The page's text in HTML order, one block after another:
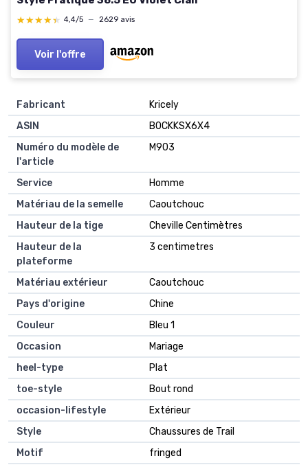
★★★★★
★★★★★ 4,4/5 — 2629 avis
Voir l'offre
Fabricant
Kricely
ASIN
B0CKKSX6X4
Numéro du modèle de
l'article
M903
Service
Homme
Matériau de la semelle
Caoutchouc
Hauteur de la tige
Cheville Centimètres
Hauteur de la
plateforme
3 centimetres
Matériau extérieur
Caoutchouc
Pays d'origine
Chine
Couleur
Bleu 1
Occasion
Mariage
heel-type
Plat
toe-style
Bout rond
occasion-lifestyle
Extérieur
Style
Chaussures de Trail
Motif
fringed